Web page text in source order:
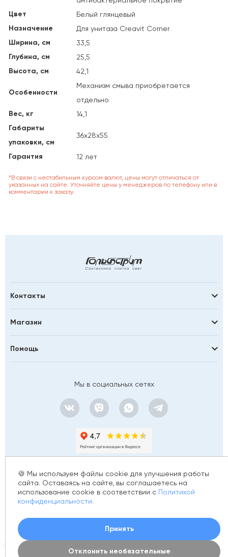
Цвет Белый глянцевый
Назначение Для унитаза Creavit Corner
Ширина, см 33,5
Глубина, см 25,5
Высота, см 42,1
Особенности
Механизм смыва приобретается
отдельно
Вес, кг 14,1
Габариты
упаковки, см
36х28х55
Гарантия 12 лет
*В связи с нестабильным курсом валют, цены могут отличаться от
указанных на сайте. Уточняйте цены у менеджеров по телефону или в
комментарии к заказу.
Контакты
Магазин
Помощь
Мы в социальных сетях
© 2012 - 2026 golfstim.ru
ОГРН 304370234902057
🍪 Мы используем файлы cookie для улучшения работы
сайта. Оставаясь на сайте, вы соглашаетесь на
использование cookie в соответствии с Политикой
конфиденциальности.
Принять
Отклонить необязательные